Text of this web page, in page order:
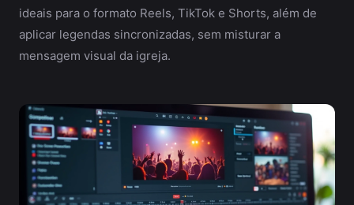
ideais para o formato Reels, TikTok e Shorts, além de
aplicar legendas sincronizadas, sem misturar a
mensagem visual da igreja.